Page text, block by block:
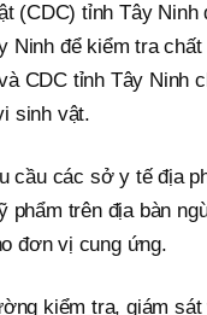
(CDC) tỉnh Tây Ninh
Ninh để kiểm tra
CDC tỉnh Tây Ninh
sinh vật.
cầu các sở y tế địa
trên địa bàn
đơn vị cung ứng.
kiểm tra, giám